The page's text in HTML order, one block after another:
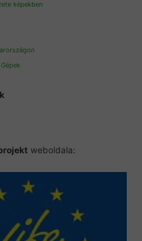
képekben
weboldala: